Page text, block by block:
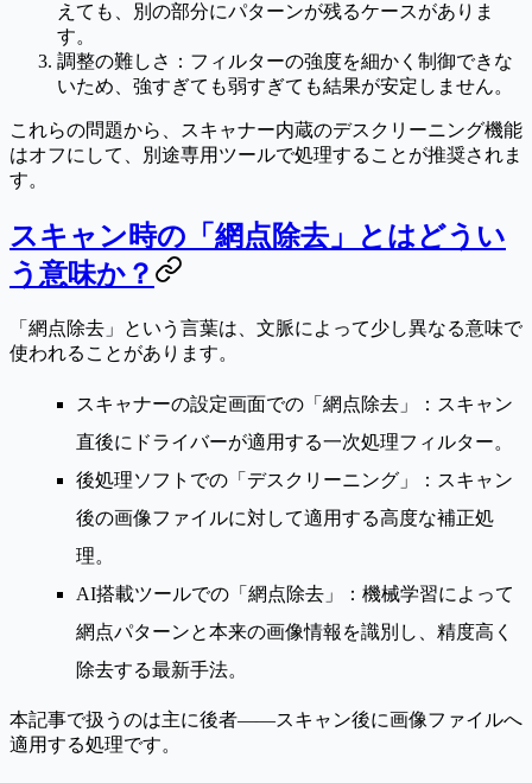
えても、別の部分にパターンが残るケースがありま
す。
調整の難しさ ：フィルターの強度を細かく制御できな
いため、強すぎても弱すぎても結果が安定しません。
これらの問題から、
スキャナー内蔵のデスクリーニング機能
はオフにして、別途専用ツールで処理する ことが推奨されま
す。
スキャン時の「網点除去」とはどうい
う意味か？
「網点除去」という言葉は、文脈によって少し異なる意味で
使われることがあります。
スキャナーの設定画面での「網点除去」
：スキャン
直後にドライバーが適用する一次処理フィルター。
後処理ソフトでの「デスクリーニング」
：スキャン
後の画像ファイルに対して適用する高度な補正処
理。
AI搭載ツールでの「網点除去」
：機械学習によって
網点パターンと本来の画像情報を識別し、精度高く
除去する最新手法。
本記事で扱うのは主に後者——スキャン後に画像ファイルへ
適用する処理です。